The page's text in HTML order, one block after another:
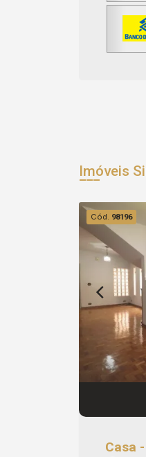
Imóveis
Cód. 98196
Casa